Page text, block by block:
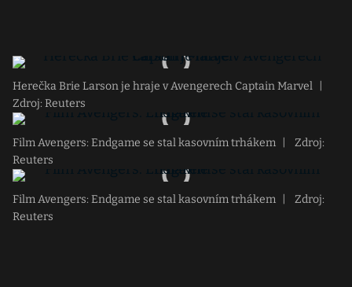
Herečka Brie Larson je hraje v Avengerech Captain Marvel
Zdroj: Reuters
Film Avengers: Endgame se stal kasovním trhákem
Zdroj:
Reuters
Film Avengers: Endgame se stal kasovním trhákem
Zdroj:
Reuters